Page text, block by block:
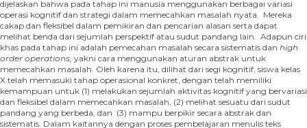
dijelaskan bahwa pada tahap ini manusia menggunakan berbagai variasi
operasi kognitif dan strategi dalam memecahkan masalah nyata. Mereka
cakap dan fleksibel dalam pemikiran dan pencarian alasan serta dapat
melihat benda dari sejumlah perspektif atau sudut pandang lain. Adapun ciri
khas pada tahap ini adalah pemecahan masalah secara sistematis dan high
order operations, yakni cara menggunakan aturan abstrak untuk
memecahkan masalah. Oleh karena itu, dilihat dari segi kognitif, siswa kelas
X telah memasuki tahap operasional konkret, dengan telah memiliki
kemampuan untuk (1) melakukan sejumlah aktivitas kognitif yang bervariasi
dan fleksibel dalam memecahkan masalah, (2) melihat sesuatu dari sudut
pandang yang berbeda, dan (3) mampu berpikir secara abstrak dan
sistematis. Dalam kaitannya dengan proses pembelajaran menulis teks